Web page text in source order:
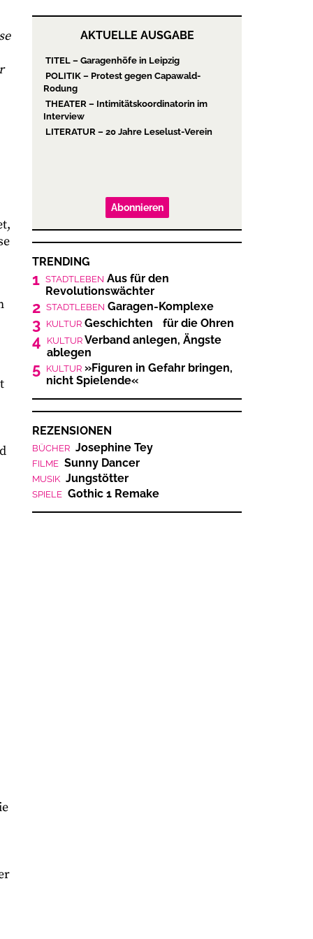
AKTUELLE AUSGABE
TITEL – Garagenhöfe in Leipzig
POLITIK – Protest gegen Capawald-
Rodung
THEATER – Intimitätskoordinatorin im
Interview
LITERATUR – 20 Jahre Leselust-Verein
Abonnieren
TRENDING
1 STADTLEBEN Aus für den
Revolutionswächter
2 STADTLEBEN Garagen-Komplexe
3 KULTUR Geschichten für die Ohren
4 KULTUR Verband anlegen, Ängste
ablegen
5 KULTUR »Figuren in Gefahr bringen,
nicht Spielende«
REZENSIONEN
BÜCHER Josephine Tey
FILME Sunny Dancer
MUSIK Jungstötter
SPIELE Gothic 1 Remake